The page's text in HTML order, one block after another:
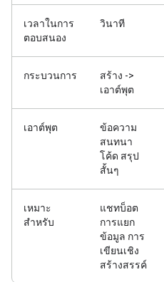
เวลาในการ
ตอบสนอง
วินาที
กระบวนการ
สร้าง ->
เอาต์พุต
เอาต์พุต
ข้อความ
สนทนา
โค้ด สรุป
สั้นๆ
เหมาะ
สำหรับ
แชทบ็อต
การแยก
ข้อมูล การ
เขียนเชิง
สร้างสรรค์